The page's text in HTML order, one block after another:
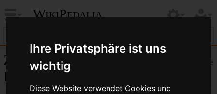
Ihre Privatsphäre ist uns
wichtig
Diese Website verwendet Cookies und
WikiPedalia
Hilfe
Zentrale öffentliche
Logbücher